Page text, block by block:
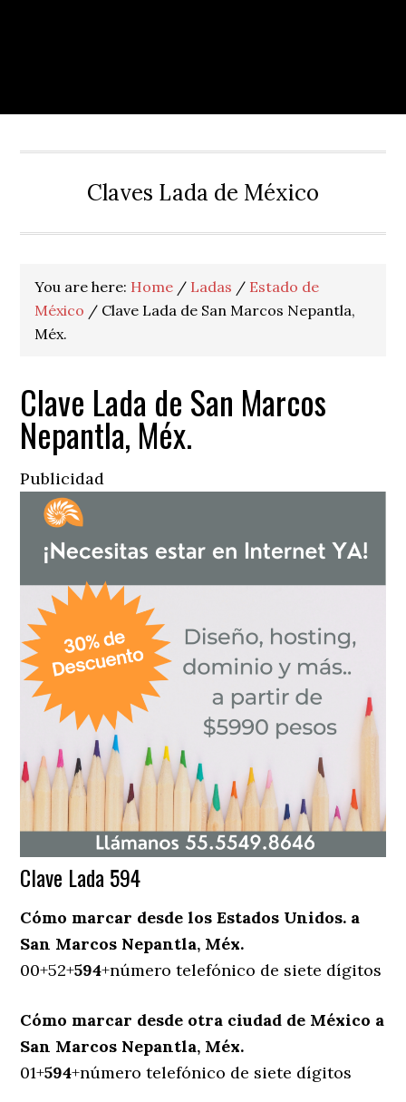
Claves Lada de México
You are here: Home / Ladas / Estado de
México / Clave Lada de San Marcos Nepantla,
Méx.
Clave Lada de San Marcos
Nepantla, Méx.
Publicidad
Clave Lada 594
Cómo marcar desde los Estados Unidos. a
San Marcos Nepantla, Méx.
00+52+594+número telefónico de siete dígitos
Cómo marcar desde otra ciudad de México a
San Marcos Nepantla, Méx.
01+594+número telefónico de siete dígitos